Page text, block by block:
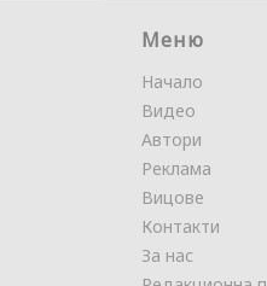
Меню
Начало
Видео
Автори
Реклама
Вицове
Контакти
За нас